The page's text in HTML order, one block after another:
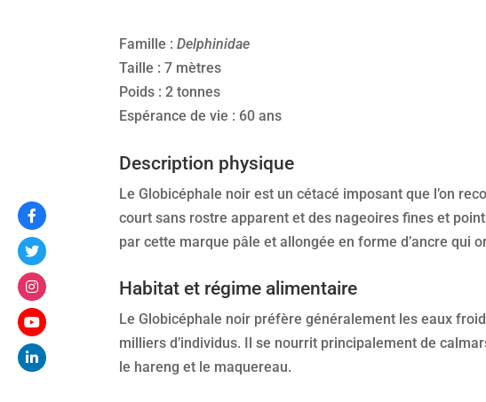
Famille :Delphinidae
Taille : 7 mètres
Poids : 2 tonnes
Espérance de vie : 60 ans
Description physique
Le Globicéphale noir est un cétacé imposant que l’on
court sans rostre apparent et des nageoires fines et
par cette marque pâle et allongée en forme d’ancre qui
Habitat et régime alimentaire
Le Globicéphale noir préfère généralement les eaux
milliers d’individus. Il se nourrit principalement de
le hareng et le maquereau.